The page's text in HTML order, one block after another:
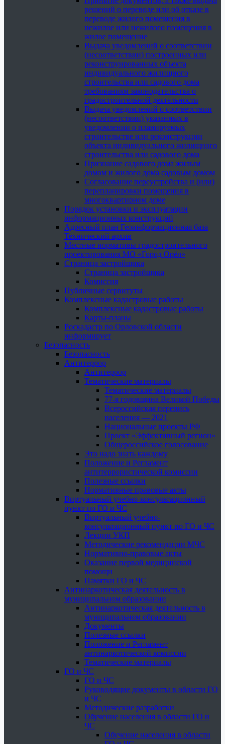
решений о переводе или об отказе в
переводе жилого помещения в
нежилое или нежилого помещения в
жилое помещение
Выдача уведомлений о соответствии
(несоответствии) построенных или
реконструированных объекта
индивидуального жилищного
строительства или садового дома
требованиям законодательства о
градостроительной деятельности
Выдача уведомлений о соответствии
(несоответствии) указанных в
уведомлении о планируемых
строительстве или реконструкции
объекта индивидуального жилищного
строительства или садового дома
Признание садового дома жилым
домом и жилого дома садовым домом
Согласование переустройства и (или)
перепланировки помещения в
многоквартирном доме
Порядок установки и эксплуатации
информационных конструкций
Адресный план Геоинформационная база
Технический архив
Местные нормативы градостроительного
проектирования МО «Город Орёл»
Страница застройщика
Страница застройщика
Комиссия
Публичные сервитуты
Комплексные кадастровые работы
Комплексные кадастровые работы
Карты-планы
Роскадастр по Орловской области
информирует
Безопасность
Безопасность
Антитеррор
Антитеррор
Тематические материалы
Тематические материалы
77-я годовщина Великой Победы
Всероссийская перепись
населения — 2021
Национальные проекты РФ
Проект «Эффективный регион»
Общероссийское голосование
Это надо знать каждому
Положение и Регламент
антитеррористической комиссии
Полезные ссылки
Нормативные правовые акты
Виртуальный учебно-консультационный
пункт по ГО и ЧС
Виртуальный учебно-
консультационный пункт по ГО и ЧС
Лекции УКП
Методические рекомендации МЧС
Нормативно-правовые акты
Оказание первой медицинской
помощи
Памятки ГО и ЧС
Антинаркотическая деятельность в
муниципальном образовании
Антинаркотическая деятельность в
муниципальном образовании
Документы
Полезные ссылки
Положение и Регламент
антинаркотической комиссии
Тематические материалы
ГО и ЧС
ГО и ЧС
Руководящие документы в области ГО
и ЧС
Методические разработки
Обучение населения в области ГО и
ЧС
Обучение населения в области